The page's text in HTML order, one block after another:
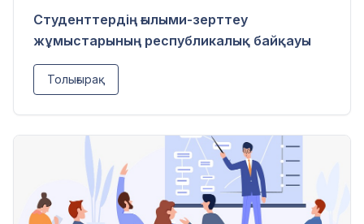
Студенттердің ғылыми-зерттеу
жұмыстарының республикалық байқауы
Толығырақ